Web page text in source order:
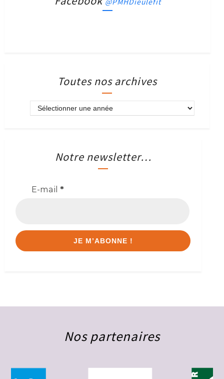
Toutes nos archives
Notre newsletter…
E-mail *
Nos partenaires